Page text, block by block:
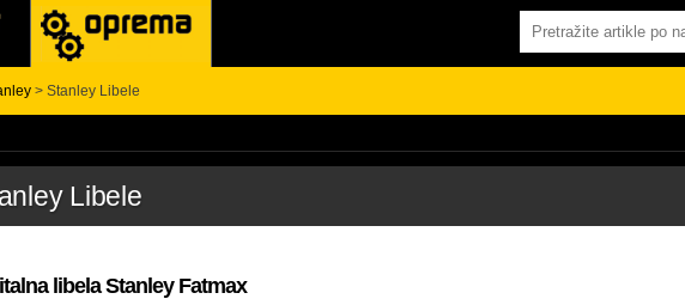
> Stanley Libele
Libele
libela Stanley Fatmax